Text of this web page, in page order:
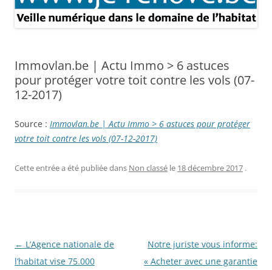
Immovlan.be | Actu Immo > 6 astuces
pour protéger votre toit contre les vols (07-
12-2017)
Source : Immovlan.be | Actu Immo > 6 astuces pour protéger
votre toit contre les vols (07-12-2017)
Cette entrée a été publiée dans Non classé le 18 décembre 2017 .
Navigation
des
← L’Agence nationale de
l’habitat vise 75.000
Notre juriste vous informe:
« Acheter avec une garantie